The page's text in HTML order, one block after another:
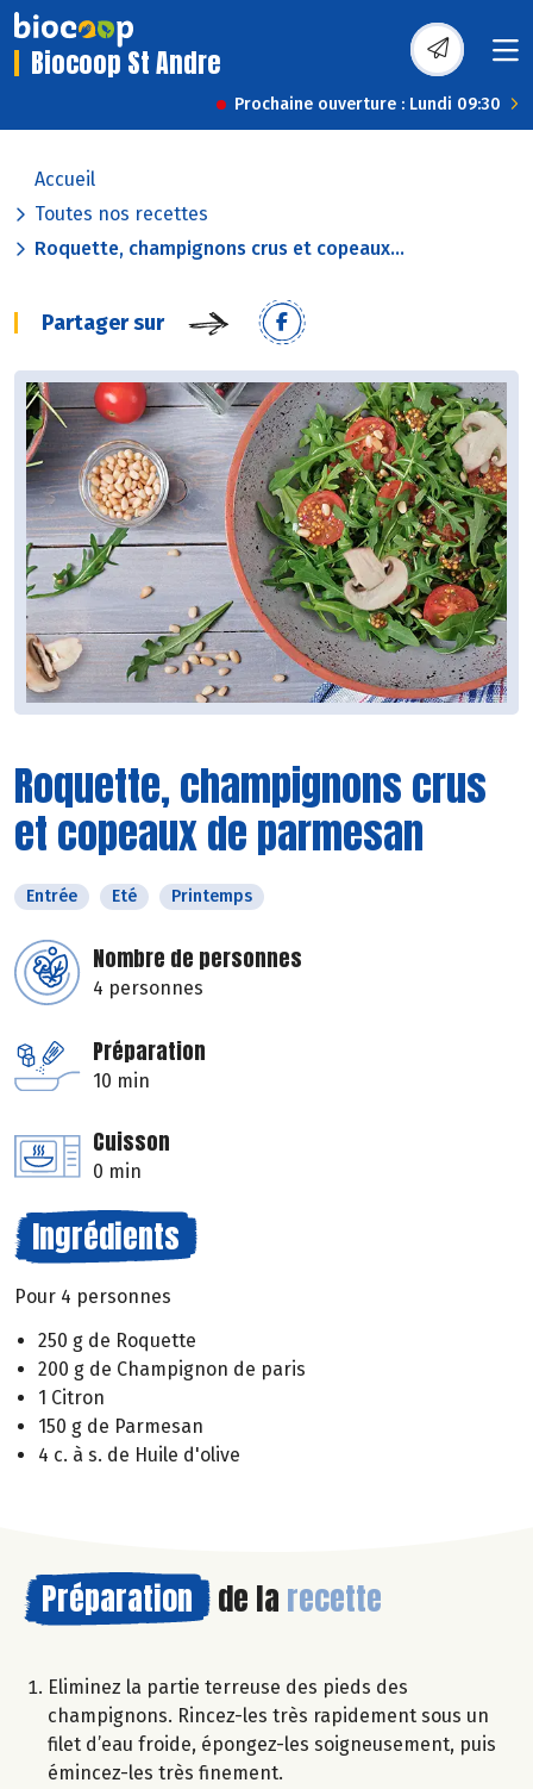
Biocoop St Andre
Prochaine ouverture : Lundi 09:30
Accueil
Toutes nos recettes
Roquette, champignons crus et copeaux...
Partager sur
Roquette, champignons crus
et copeaux de parmesan
Entrée Eté Printemps
Nombre de personnes
4 personnes
Préparation
10 min
Cuisson
0 min
Ingrédients
Pour 4 personnes
250 g de Roquette
200 g de Champignon de paris
1 Citron
150 g de Parmesan
4 c. à s. de Huile d'olive
Préparation de la recette
Eliminez la partie terreuse des pieds des
champignons. Rincez-les très rapidement sous un
filet d’eau froide, épongez-les soigneusement, puis
émincez-les très finement.